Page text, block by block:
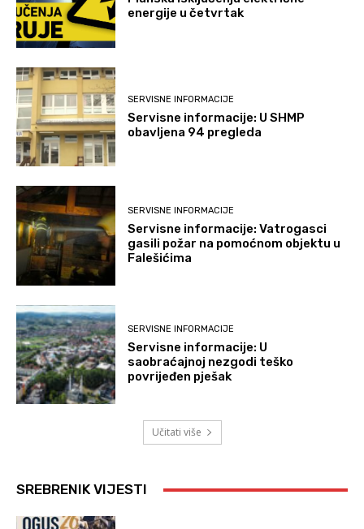
energije u četvrtak
SERVISNE INFORMACIJE
Servisne informacije: U SHMP
obavljena 94 pregleda
SERVISNE INFORMACIJE
Servisne informacije: Vatrogasci
gasili požar na pomoćnom objektu u
Falešićima
SERVISNE INFORMACIJE
Servisne informacije: U
saobraćajnoj nezgodi teško
povrijeđen pješak
Učitati više
SREBRENIK VIJESTI